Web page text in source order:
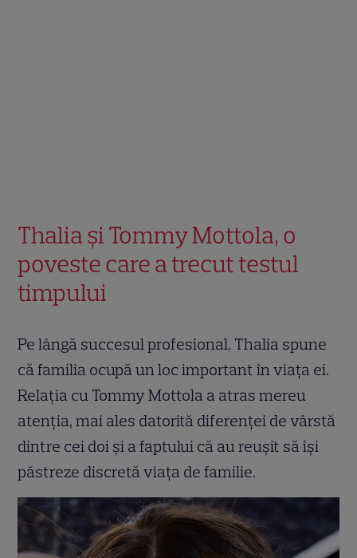
Thalia și Tommy Mottola, o
poveste care a trecut testul
timpului
Pe lângă succesul profesional, Thalia spune
că familia ocupă un loc important în viața ei.
Relația cu Tommy Mottola a atras mereu
atenția, mai ales datorită diferenței de vârstă
dintre cei doi și a faptului că au reușit să își
păstreze discretă viața de familie.